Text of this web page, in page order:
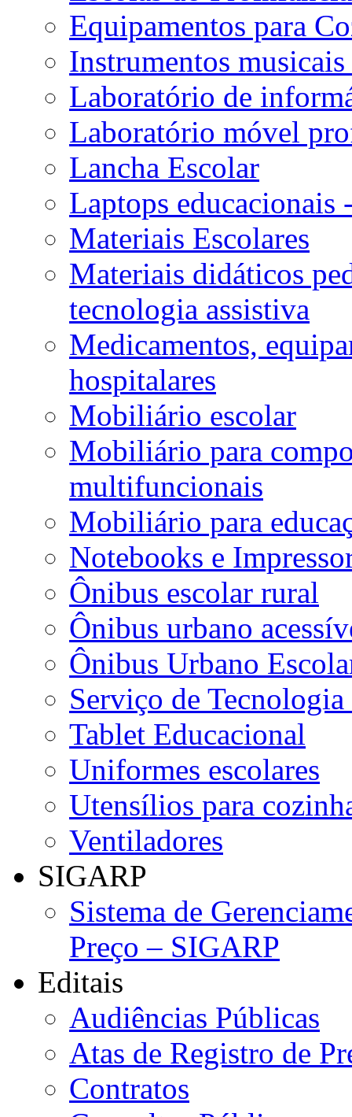
Equipamentos para
Instrumentos
Laboratório de
Laboratório móvel
Lancha Escolar
Laptops educacionais
Materiais Escolares
Materiais didáticos
tecnologia assistiva
Medicamentos,
hospitalares
Mobiliário escolar
Mobiliário para
multifuncionais
Mobiliário para
Notebooks e
Ônibus escolar rural
Ônibus urbano
Ônibus Urbano
Serviço de
Tablet Educacional
Uniformes escolares
Utensílios para
Ventiladores
SIGARP
Sistema de
Preço – SIGARP
Editais
Audiências Públicas
Atas de Registro de
Contratos